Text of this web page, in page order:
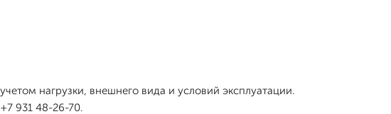
нагрузки, внешнего вида и условий эксплуатации.
931 48-26-70.